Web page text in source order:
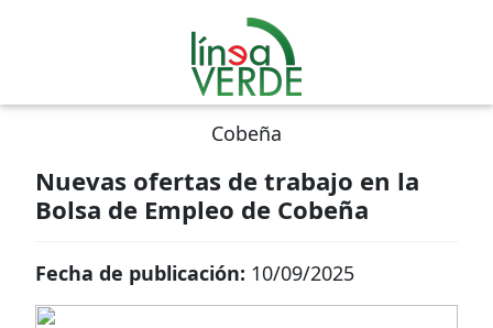
Cobeña
Nuevas ofertas de trabajo en la
Bolsa de Empleo de Cobeña
Fecha de publicación: 10/09/2025